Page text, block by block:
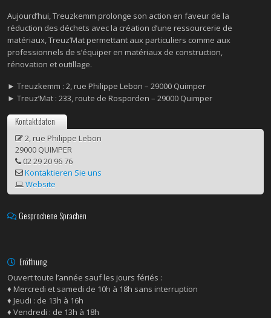
Aujourd’hui, Treuzkemm prolonge son action en faveur de la
réduction des déchets avec la création d’une ressourcerie de
matériaux, Treuz’Mat permettant aux particuliers comme aux
professionnels de s’équiper en matériaux de construction,
rénovation et outillage.
► Treuzkemm : 2, rue Philippe Lebon – 29000 Quimper
► Treuz’Mat : 233, route de Rosporden – 29000 Quimper
Kontaktdaten
2, rue Philippe Lebon
29000 QUIMPER
02 29 20 96 76
Kontaktieren Sie uns
Website
Gesprochene Sprachen
Eröffnung
Ouvert toute l’année sauf les jours fériés :
♦ Mercredi et samedi de 10h à 18h sans interruption
♦ Jeudi : de 13h à 16h
♦ Vendredi : de 13h à 18h